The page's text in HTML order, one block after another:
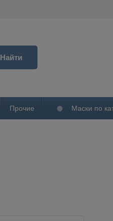
Найти
Прочие Маски по